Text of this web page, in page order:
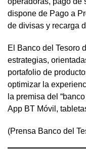
dispone de Pago a
de divisas y recarga
El Banco del Tesoro
estrategias,
portafolio de
optimizar la
la premisa del
App BT Móvil,
(Prensa Banco del